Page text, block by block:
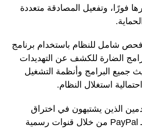
فورًا، وتفعيل المصادقة متعددة
شامل للنظام باستخدام برنامج
الضارة للكشف عن التهديدات
جميع البرامج وأنظمة التشغيل
استغلال النظام.
الذين يشتبهون في اختراق
حساباتهم الاتصال بـ PayPal من خلال قنوات رسمية